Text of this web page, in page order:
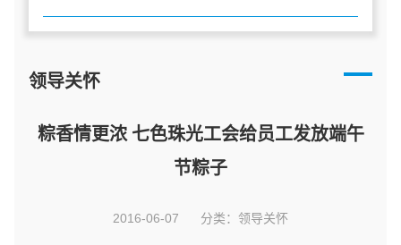
领导关怀
粽香情更浓 七色珠光工会给员工发放端午
节粽子
2016-06-07 分类：领导关怀